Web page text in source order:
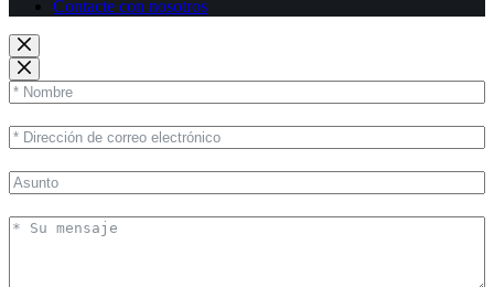
Contacte con nosotros